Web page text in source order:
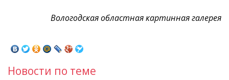
Вологодская областная картинная галерея
Новости по теме